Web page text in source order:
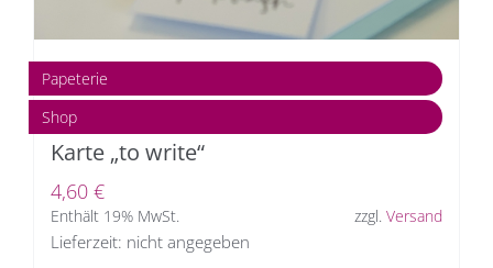
Papeterie
Shop
Karte „to write“
4,60 €
Enthält 19% MwSt. zzgl. Versand
Lieferzeit: nicht angegeben